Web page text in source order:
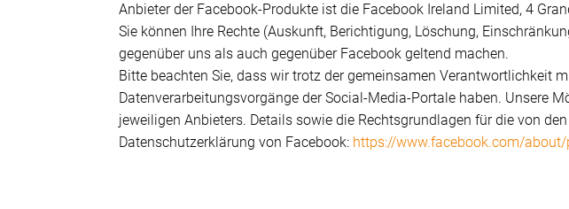
Anbieter der Facebook-Produkte ist die Facebook Ireland Limited, 4
Sie können Ihre Rechte (Auskunft, Berichtigung, Löschung,
gegenüber uns als auch gegenüber Facebook geltend machen.
Bitte beachten Sie, dass wir trotz der gemeinsamen
Datenverarbeitungsvorgänge der Social-Media-Portale haben. Unsere
jeweiligen Anbieters. Details sowie die Rechtsgrundlagen für die von
Datenschutzerklärung von Facebook: https://www.facebook.com/